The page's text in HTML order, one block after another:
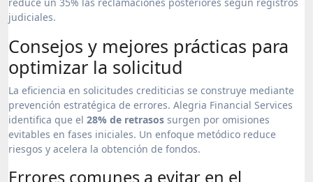
judiciales.
Consejos y mejores prácticas para
optimizar la solicitud
La eficiencia en solicitudes crediticias se construye mediante
prevención estratégica de errores. Alegria Financial Services
identifica que el 28% de retrasos surgen por omisiones
evitables en fases iniciales. Un enfoque metódico reduce
riesgos y acelera la obtención de fondos.
Errores comunes a evitar en el